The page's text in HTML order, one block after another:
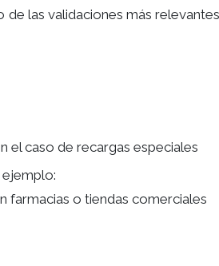
las validaciones más
el caso de recargas especiales
farmacias o tiendas comerciales